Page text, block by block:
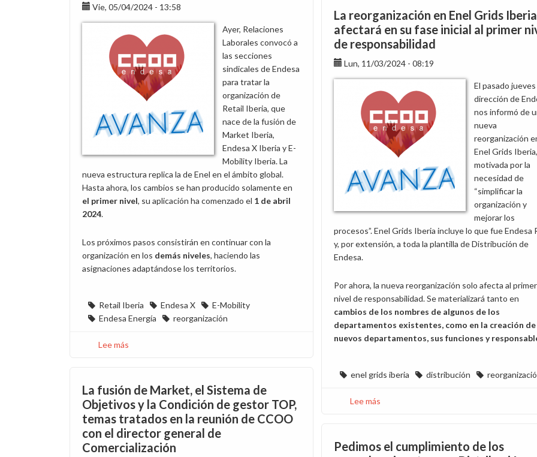
Market:
¿Estabilidad
o
Tormenta
de
Cambios?
Retail
Iberia
Vie, 05/04/2024 - 13:58
Ayer, Relaciones
Laborales convocó a
las secciones
sindicales de Endesa
para tratar la
organización de
Retail Iberia, que
nace de la fusión de
Market Iberia,
Endesa X Iberia y E-
Mobility Iberia. La
nueva estructura replica la de Enel en el ámbito global.
Hasta ahora, los cambios se han producido solamente en
el primer nivel, su aplicación ha comenzado el 1 de abril
2024.
Los próximos pasos consistirán en continuar con la
organización en los demás niveles, haciendo las
asignaciones adaptándose los territorios.
Retail Iberia Endesa X
E-Mobility
Endesa Energía
reorganización
Lee más
Iberia
de
la
fusión
de
Market,
La reorganización en Enel Grids Iberia
afectará en su fase inicial al primer
de responsabilidad
Lun, 11/03/2024 - 08:19
El pasado jueves
dirección de
nos informó de
nueva
reorganización
Enel Grids Iberia,
motivada por la
necesidad de
“simplificar la
organización y
mejorar los
procesos”. Enel Grids Iberia incluye lo que fue Endesa
y, por extensión, a toda la plantilla de Distribución de
Endesa.
Por ahora, la nueva reorganización solo afecta al primer
nivel de responsabilidad. Se materializará tanto en
cambios de los nombres de algunos de los
departamentos existentes, como en la creación de
nuevos departamentos, sus funciones y
enel grids iberia distribución
Lee más
Enel
La fusión de Market, el Sistema de
Objetivos y la Condición de gestor TOP,
temas tratados en la reunión de CCOO
con el director general de
Comercialización
Pedimos el cumplimiento de los